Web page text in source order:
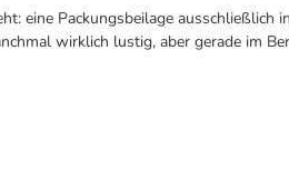
Packungsbeilage
wirklich lustig, aber gerade im